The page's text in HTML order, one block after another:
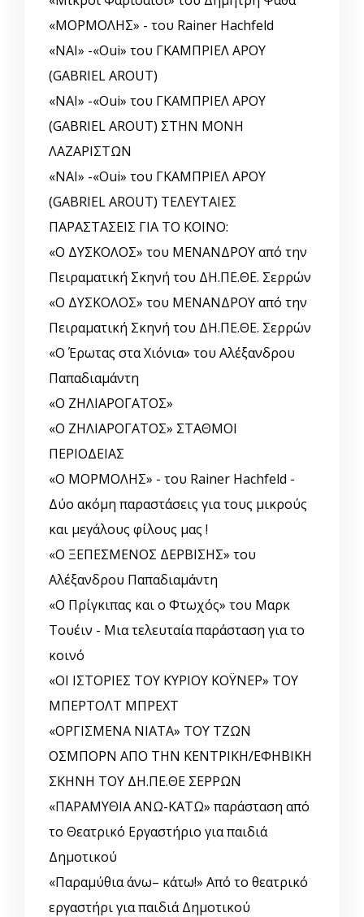
«ΜΟΡΜΟΛΗΣ» - του Rainer Hachfeld
«ΝΑΙ» -«Oui» του ΓΚΑΜΠΡΙΕΛ ΑΡΟΥ
(GABRIEL AROUT)
«ΝΑΙ» -«Oui» του ΓΚΑΜΠΡΙΕΛ ΑΡΟΥ
(GABRIEL AROUT) ΣΤΗΝ ΜΟΝΗ
ΛΑΖΑΡΙΣΤΩΝ
«ΝΑΙ» -«Oui» του ΓΚΑΜΠΡΙΕΛ ΑΡΟΥ
(GABRIEL AROUT) ΤΕΛΕΥΤΑΙΕΣ
ΠΑΡΑΣΤΑΣΕΙΣ ΓΙΑ ΤΟ ΚΟΙΝΟ:
«Ο ΔΥΣΚΟΛΟΣ» του ΜΕΝΑΝΔΡΟΥ από την
Πειραματική Σκηνή του ΔΗ.ΠΕ.ΘΕ. Σερρών
«Ο ΔΥΣΚΟΛΟΣ» του ΜΕΝΑΝΔΡΟΥ από την
Πειραματική Σκηνή του ΔΗ.ΠΕ.ΘΕ. Σερρών
«Ο Έρωτας στα Χιόνια» του Αλέξανδρου
Παπαδιαμάντη
«Ο ΖΗΛΙΑΡΟΓΑΤΟΣ»
«Ο ΖΗΛΙΑΡΟΓΑΤΟΣ» ΣΤΑΘΜΟΙ
ΠΕΡΙΟΔΕΙΑΣ
«Ο ΜΟΡΜΟΛΗΣ» - του Rainer Hachfeld -
Δύο ακόμη παραστάσεις για τους μικρούς
και μεγάλους φίλους μας !
«Ο ΞΕΠΕΣΜΕΝΟΣ ΔΕΡΒΙΣΗΣ» του
Αλέξανδρου Παπαδιαμάντη
«Ο Πρίγκιπας και ο Φτωχός» του Μαρκ
Τουέιν - Μια τελευταία παράσταση για το
κοινό
«ΟΙ ΙΣΤΟΡΙΕΣ ΤΟΥ ΚΥΡΙΟΥ ΚΟΫΝΕΡ» ΤΟΥ
ΜΠΕΡΤΟΛΤ ΜΠΡΕΧΤ
«ΟΡΓΙΣΜΕΝΑ ΝΙΑΤΑ» ΤΟΥ ΤΖΩΝ
ΟΣΜΠΟΡΝ ΑΠΟ ΤΗΝ ΚΕΝΤΡΙΚΗ/ΕΦΗΒΙΚΗ
ΣΚΗΝΗ ΤΟΥ ΔΗ.ΠΕ.ΘΕ ΣΕΡΡΩΝ
«ΠΑΡΑΜΥΘΙΑ ΑΝΩ-ΚΑΤΩ» παράσταση από
το Θεατρικό Εργαστήριο για παιδιά
Δημοτικού
«Παραμύθια άνω– κάτω!» Από το θεατρικό
εργαστήρι για παιδιά Δημοτικού